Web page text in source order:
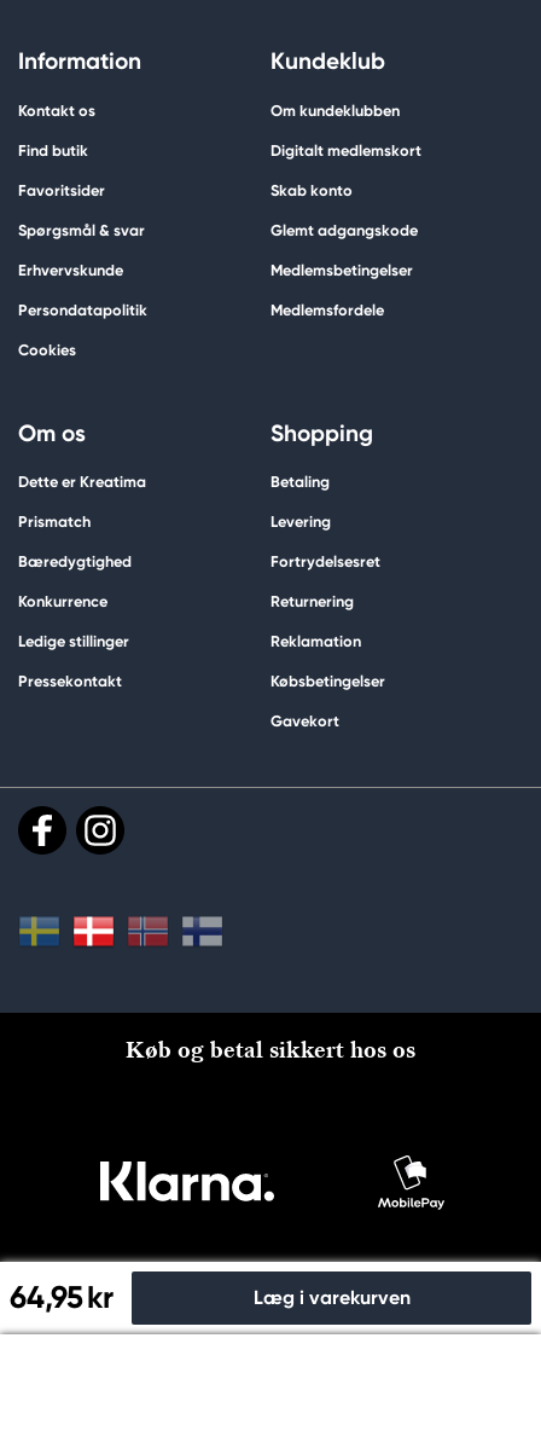
64,95 kr Læg i varekurven
Information
Kontakt os
Find butik
Favoritsider
Spørgsmål & svar
Erhvervskunde
Persondatapolitik
Cookies
Kundeklub
Om kundeklubben
Digitalt medlemskort
Skab konto
Glemt adgangskode
Medlemsbetingelser
Medlemsfordele
Om os
Dette er Kreatima
Prismatch
Bæredygtighed
Konkurrence
Ledige stillinger
Pressekontakt
Shopping
Betaling
Levering
Fortrydelsesret
Returnering
Reklamation
Købsbetingelser
Gavekort
Køb og betal sikkert hos os